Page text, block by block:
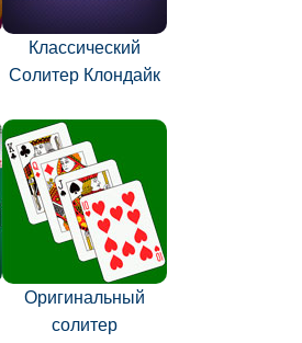
Классический
Солитер Клондайк
Оригинальный
солитер